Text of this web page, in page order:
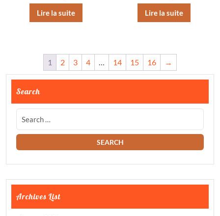
Lire la suite Lire la suite
1 2 3 4 … 14 15 16 →
Search
Archives List